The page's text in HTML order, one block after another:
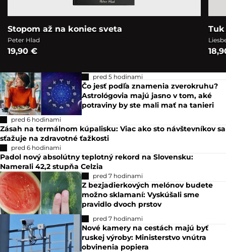
Stopom až na koniec sveta
Peter Hlad
19,90 €
pred 5 hodinami
Čo jesť podľa znamenia zverokruhu?
Astrológovia majú jasno v tom, aké
potraviny by ste mali mať na tanieri
pred 6 hodinami
Zásah na termálnom kúpalisku: Viac ako sto návštevníkov sa
sťažuje na zdravotné ťažkosti
pred 6 hodinami
Padol nový absolútny teplotný rekord na Slovensku:
Namerali 42,2 stupňa Celzia
pred 7 hodinami
Z bezjadierkových melónov budete
možno sklamaní: Vyskúšali sme
pravidlo dvoch prstov
pred 7 hodinami
Nové kamery na cestách majú byť
ruskej výroby: Ministerstvo vnútra
obvinenia popiera